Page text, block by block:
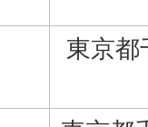
東京都